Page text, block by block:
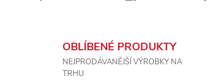
OBLÍBENÉ PRODUKTY
NEJPRODÁVANĚJŠÍ VÝROBKY NA
TRHU